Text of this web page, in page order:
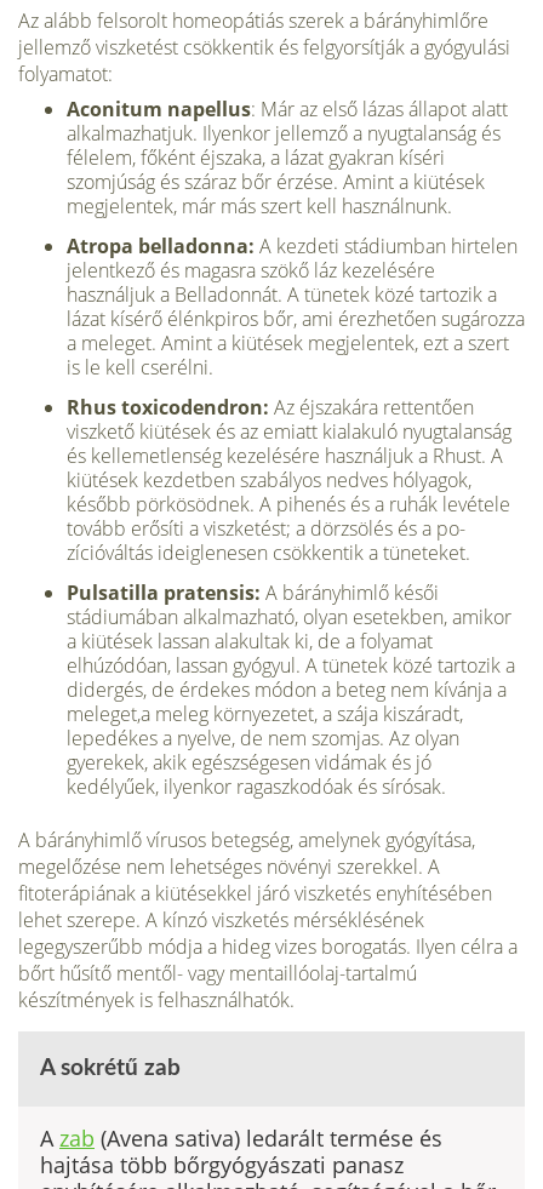
Az alább felsorolt homeopátiás szerek a bárányhimlőre
jellemző viszketést csök­kentik és felgyorsítják a gyógyulási
folyamatot:
Aconitum napellus: Már az első lázas állapot alatt
alkalmazhatjuk. Ilyenkor jellemző a nyugtalanság és
félelem, főként éjszaka, a lázat gyakran kíséri
szomjúság és száraz bőr érzése. Amint a kiütések
megjelentek, már más szert kell használnunk.
Atropa belladonna: A kezdeti stádiumban hirtelen
jelentkező és magasra szökő láz kezelésére
használjuk a Belladonnát. A tünetek közé tartozik a
lázat kí­sérő élénkpiros bőr, ami érezhetően sugározza
a meleget. Amint a kiütések megjelentek, ezt a szert
is le kell cserélni.
Rhus toxicodendron: Az éjszakára rettentően
viszkető kiütések és az emiatt ki­alakuló nyugtalanság
és kellemetlenség kezelésére használjuk a Rhust. A
kiütések kezdetben szabályos nedves hólyagok,
később pörkösödnek. A pi­henés és a ruhák levétele
tovább erősíti a viszketést; a dörzsölés és a po­
zícióváltás ideiglenesen csökkentik a tüneteket.
Pulsatilla pratensis: A bárányhimlő késői
stádiumában alkalmazható, olyan esetekben, amikor
a kiütések lassan alakultak ki, de a folyamat
elhúzódóan, lassan gyógyul. A tünetek közé tartozik a
didergés, de érdekes módon a beteg nem kívánja a
meleget,a meleg környezetet, a szája kiszáradt,
lepedékes a nyelve, de nem szomjas. Az olyan
gyerekek, akik egészségesen vidámak és jó
kedélyűek, ilyenkor ragaszkodóak és sírósak.
A bárányhimlő vírusos betegség, amelynek gyógyítása,
megelőzése nem lehetsé­ges növényi szerekkel. A
fitoterápiának a kiütésekkel járó viszketés enyhítésé­ben
lehet szerepe. A kínzó viszketés mérséklésének
legegyszerűbb módja a hideg vizes borogatás. Ilyen célra a
bőrt hűsítő mentől- vagy mentaillóolaj-tartalmú
készítmények is felhasználhatók.
A sokrétű zab
Azab (Avena sativa) ledarált termése és
hajtása több bőrgyógyászati pa­nasz